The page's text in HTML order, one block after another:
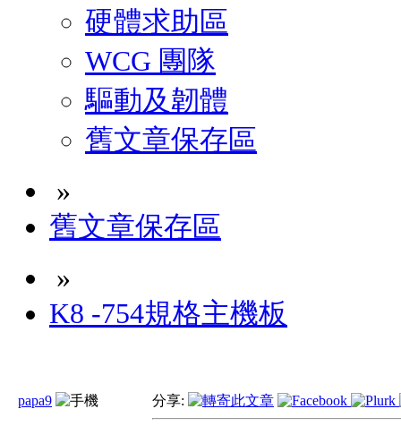
硬體求助區
WCG 團隊
驅動及韌體
舊文章保存區
»
舊文章保存區
»
K8 -754規格主機板
papa9 分享: